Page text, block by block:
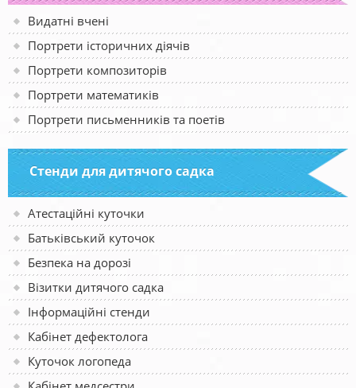
Видатні вчені
Портрети історичних діячів
Портрети композиторів
Портрети математиків
Портрети письменників та поетів
Стенди для дитячого садка
Атестаційні куточки
Батьківський куточок
Безпека на дорозі
Візитки дитячого садка
Інформаційні стенди
Кабінет дефектолога
Куточок логопеда